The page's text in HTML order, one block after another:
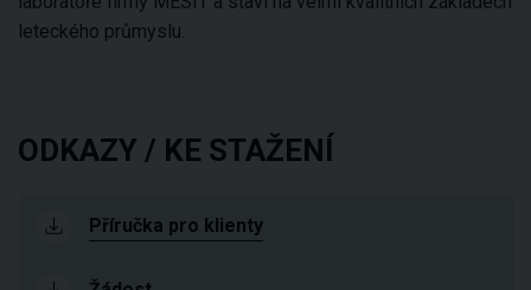
leteckého průmyslu.
ODKAZY / KE STAŽENÍ
Příručka pro klienty